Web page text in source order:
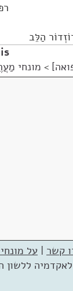
הַלֵּב
> מונחי
קשר | על
ללשון